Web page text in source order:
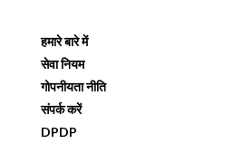
हमारे बारे में
सेवा नियम
गोपनीयता नीति
संपर्क करें
DPDP